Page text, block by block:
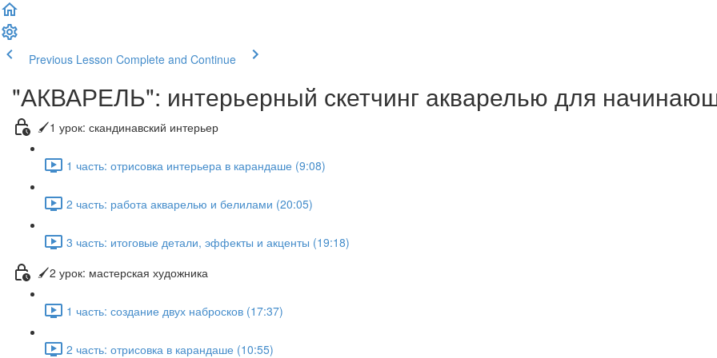
Previous Lesson Complete and Continue
"АКВАРЕЛЬ": интерьерный скетчинг акварелью для
🖌1 урок: скандинавский интерьер
1 часть: отрисовка интерьера в карандаше (9:08)
2 часть: работа акварелью и белилами (20:05)
3 часть: итоговые детали, эффекты и акценты (19:18)
🖌2 урок: мастерская художника
1 часть: создание двух набросков (17:37)
2 часть: отрисовка в карандаше (10:55)